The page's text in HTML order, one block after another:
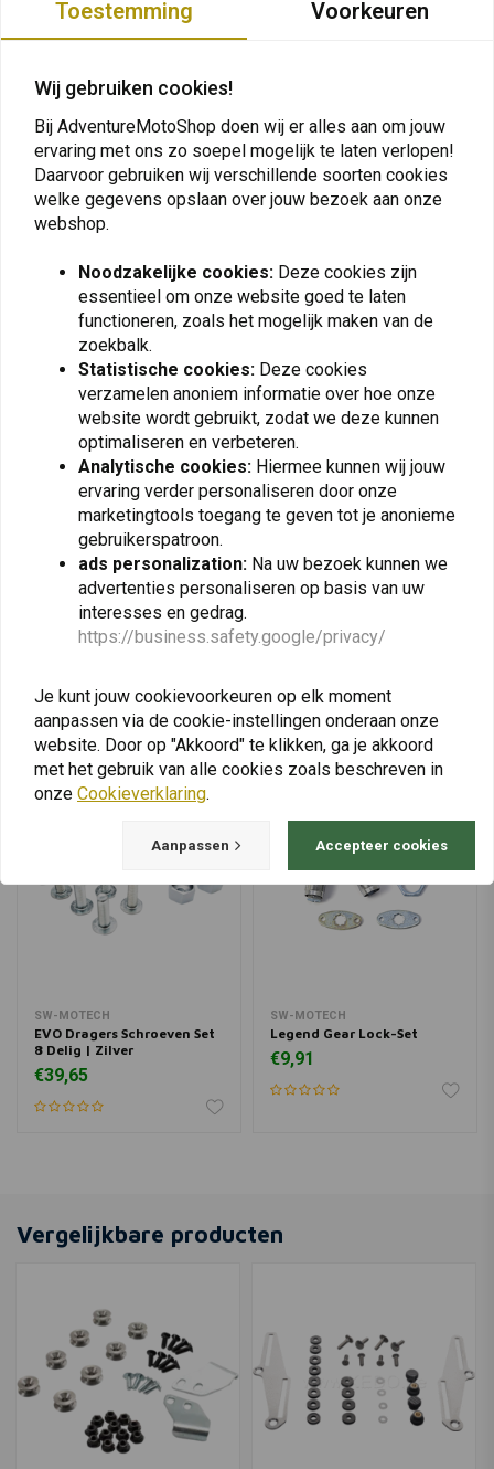
Plaats ook een review
Vergelijkbare producten
Handgreep Passagier
Links | Zwart
€41,95
TOURATECH
Gereedschapskist voor
ZEGA Evo / Pro2 Pannier
SW-MOTECH
EVO Dragers Schroeven Set
8 Delig | Zilver
€39,65
SW-MOTECH
Legend Gear Lock-Set
€9,91
Vergelijkbare producten
Toestemming Voorkeuren
Wij gebruiken cookies!
Bij AdventureMotoShop doen wij er alles aan om jouw
ervaring met ons zo soepel mogelijk te laten verlopen!
Daarvoor gebruiken wij verschillende soorten cookies
welke gegevens opslaan over jouw bezoek aan onze
webshop.
Noodzakelijke cookies: Deze cookies zijn
essentieel om onze website goed te laten
functioneren, zoals het mogelijk maken van de
zoekbalk.
Statistische cookies: Deze cookies
verzamelen anoniem informatie over hoe onze
website wordt gebruikt, zodat we deze kunnen
optimaliseren en verbeteren.
Analytische cookies: Hiermee kunnen wij jouw
ervaring verder personaliseren door onze
marketingtools toegang te geven tot je anonieme
gebruikerspatroon.
ads personalization: Na uw bezoek kunnen we
advertenties personaliseren op basis van uw
interesses en gedrag.
https://business.safety.google/privacy/
Je kunt jouw cookievoorkeuren op elk moment
aanpassen via de cookie-instellingen onderaan onze
website. Door op "Akkoord" te klikken, ga je akkoord
met het gebruik van alle cookies zoals beschreven in
onze Cookieverklaring.
Aanpassen Accepteer cookies